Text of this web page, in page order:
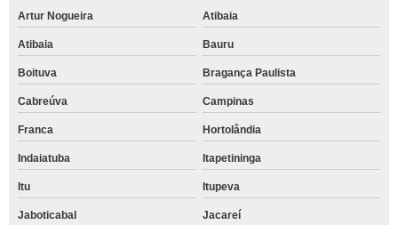
Artur Nogueira Atibaia
Atibaia Bauru
Boituva Bragança Paulista
Cabreúva Campinas
Franca Hortolândia
Indaiatuba Itapetininga
Itu Itupeva
Jaboticabal Jacareí